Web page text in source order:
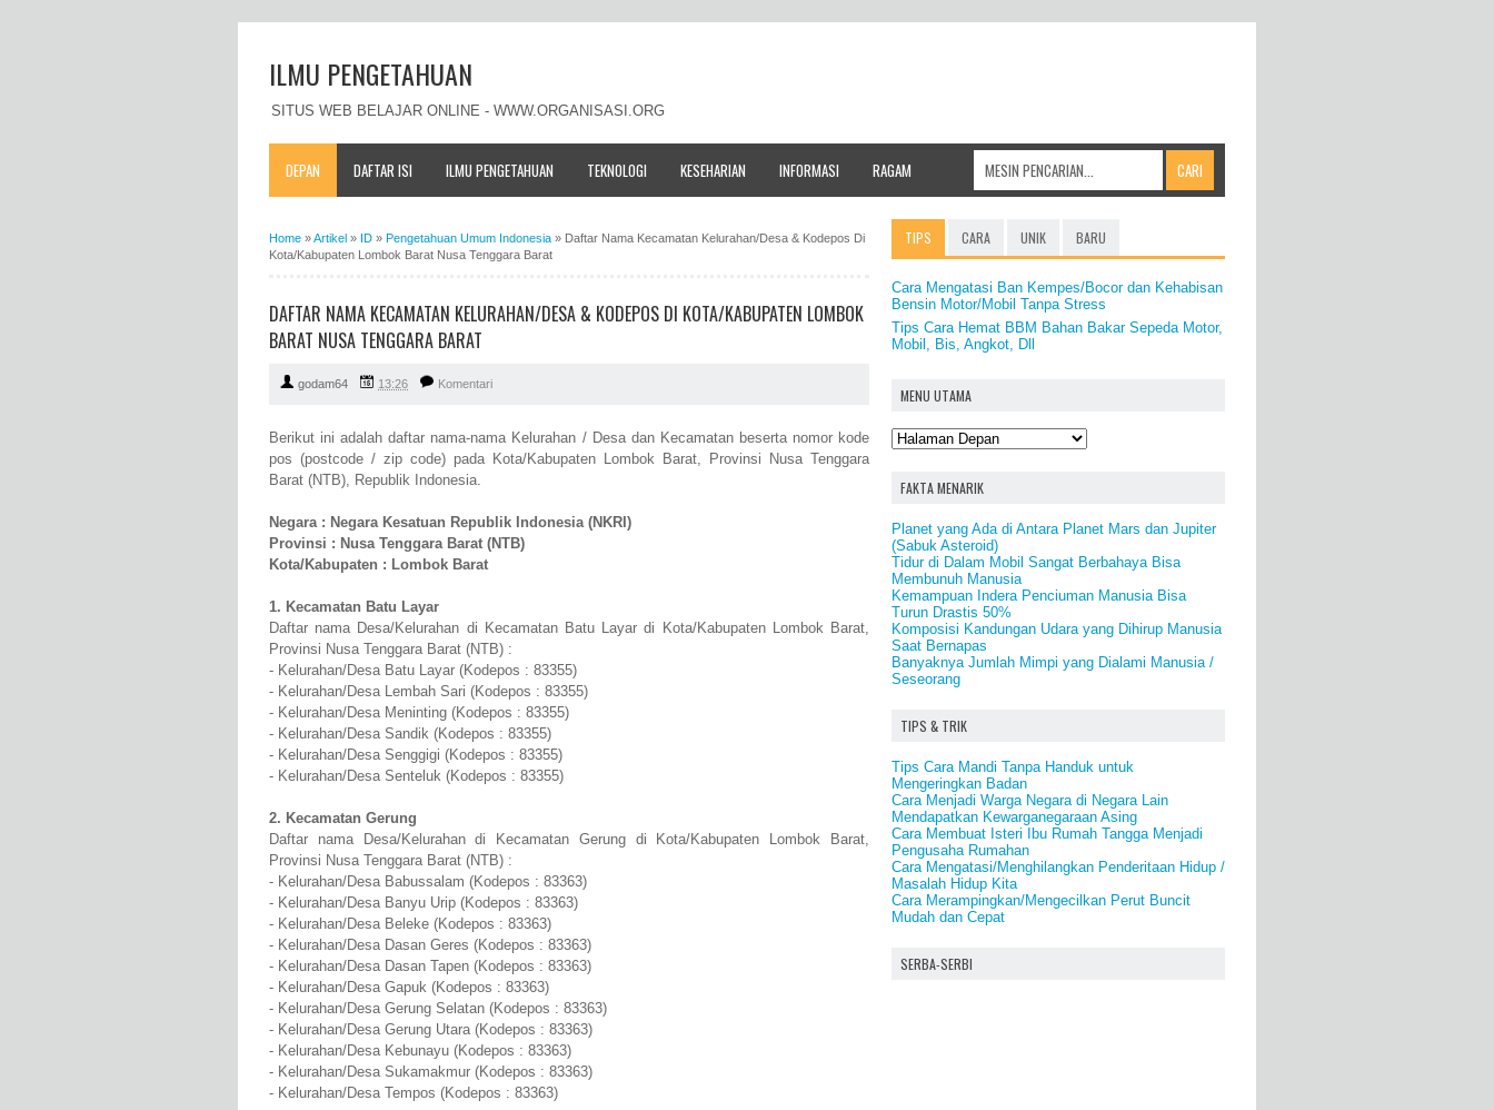
ILMU PENGETAHUAN
SITUS WEB BELAJAR ONLINE - WWW.ORGANISASI.ORG
DEPAN DAFTAR ISI ILMU PENGETAHUAN TEKNOLOGI KESEHARIAN INFORMASI RAGAM
Home »Artikel » ID » Pengetahuan Umum Indonesia » Daftar Nama Kecamatan Kelurahan/Desa & Kodepos Di
Kota/Kabupaten Lombok Barat Nusa Tenggara Barat
DAFTAR NAMA KECAMATAN KELURAHAN/DESA & KODEPOS DI KOTA/KABUPATEN LOMBOK
BARAT NUSA TENGGARA BARAT
godam64 13:26 Komentari
Berikut ini adalah daftar nama-nama Kelurahan / Desa dan Kecamatan beserta nomor kode
pos (postcode / zip code) pada Kota/Kabupaten Lombok Barat, Provinsi Nusa Tenggara
Barat (NTB), Republik Indonesia.
Negara : Negara Kesatuan Republik Indonesia (NKRI)
Provinsi : Nusa Tenggara Barat (NTB)
Kota/Kabupaten : Lombok Barat
1. Kecamatan Batu Layar
Daftar nama Desa/Kelurahan di Kecamatan Batu Layar di Kota/Kabupaten Lombok Barat,
Provinsi Nusa Tenggara Barat (NTB) :
- Kelurahan/Desa Batu Layar (Kodepos : 83355)
- Kelurahan/Desa Lembah Sari (Kodepos : 83355)
- Kelurahan/Desa Meninting (Kodepos : 83355)
- Kelurahan/Desa Sandik (Kodepos : 83355)
- Kelurahan/Desa Senggigi (Kodepos : 83355)
- Kelurahan/Desa Senteluk (Kodepos : 83355)
2. Kecamatan Gerung
Daftar nama Desa/Kelurahan di Kecamatan Gerung di Kota/Kabupaten Lombok Barat,
Provinsi Nusa Tenggara Barat (NTB) :
- Kelurahan/Desa Babussalam (Kodepos : 83363)
- Kelurahan/Desa Banyu Urip (Kodepos : 83363)
- Kelurahan/Desa Beleke (Kodepos : 83363)
- Kelurahan/Desa Dasan Geres (Kodepos : 83363)
- Kelurahan/Desa Dasan Tapen (Kodepos : 83363)
- Kelurahan/Desa Gapuk (Kodepos : 83363)
- Kelurahan/Desa Gerung Selatan (Kodepos : 83363)
- Kelurahan/Desa Gerung Utara (Kodepos : 83363)
- Kelurahan/Desa Kebunayu (Kodepos : 83363)
- Kelurahan/Desa Sukamakmur (Kodepos : 83363)
- Kelurahan/Desa Tempos (Kodepos : 83363)
TIPS CARA UNIK BARU
Cara Mengatasi Ban Kempes/Bocor dan Kehabisan
Bensin Motor/Mobil Tanpa Stress
Tips Cara Hemat BBM Bahan Bakar Sepeda Motor,
Mobil, Bis, Angkot, Dll
MENU UTAMA
FAKTA MENARIK
Planet yang Ada di Antara Planet Mars dan Jupiter
(Sabuk Asteroid)
Tidur di Dalam Mobil Sangat Berbahaya Bisa
Membunuh Manusia
Kemampuan Indera Penciuman Manusia Bisa
Turun Drastis 50%
Komposisi Kandungan Udara yang Dihirup Manusia
Saat Bernapas
Banyaknya Jumlah Mimpi yang Dialami Manusia /
Seseorang
TIPS & TRIK
Tips Cara Mandi Tanpa Handuk untuk
Mengeringkan Badan
Cara Menjadi Warga Negara di Negara Lain
Mendapatkan Kewarganegaraan Asing
Cara Membuat Isteri Ibu Rumah Tangga Menjadi
Pengusaha Rumahan
Cara Mengatasi/Menghilangkan Penderitaan Hidup /
Masalah Hidup Kita
Cara Merampingkan/Mengecilkan Perut Buncit
Mudah dan Cepat
SERBA-SERBI